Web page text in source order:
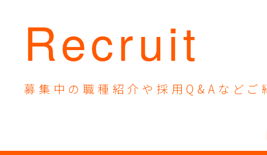
Recruit
募集中の職種紹介や 採用Q&Aなどご